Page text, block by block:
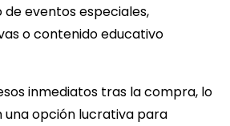
de eventos especiales,
o contenido educativo
inmediatos tras la compra, lo
una opción lucrativa para